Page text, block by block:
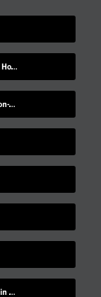
Videomix zeigt 40 Jahre Deutschrap / Hip Hop in 7:30 Minuten
Die „Star Turns GIFs“ in einem Compilation-Video
„Dummschwätzer“ zerstört spielerisch dein Sprachzentrum